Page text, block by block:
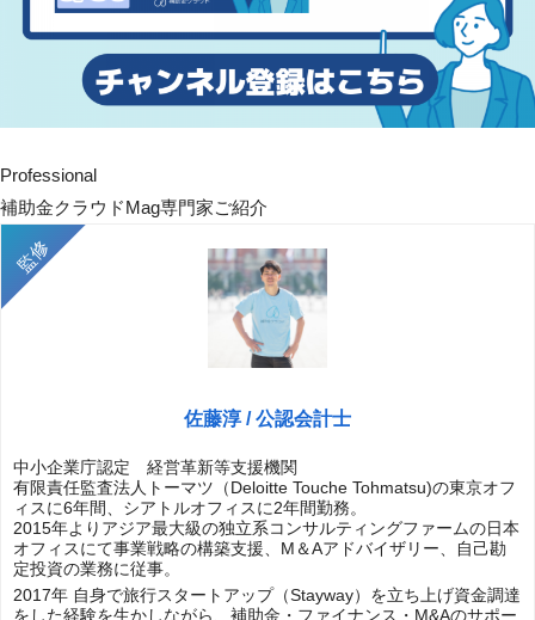
Professional
補助金クラウドMag専門家ご紹介
佐藤淳 / 公認会計士
中小企業庁認定 経営革新等支援機関
有限責任監査法人トーマツ（Deloitte Touche Tohmatsu)の東京オフ
ィスに6年間、シアトルオフィスに2年間勤務。
2015年よりアジア最大級の独立系コンサルティングファームの日本
オフィスにて事業戦略の構築支援、M＆Aアドバイザリー、自己勘
定投資の業務に従事。
2017年 自身で旅行スタートアップ（Stayway）を立ち上げ資金調達
をした経験を生かしながら、補助金・ファイナンス・M&Aのサポー